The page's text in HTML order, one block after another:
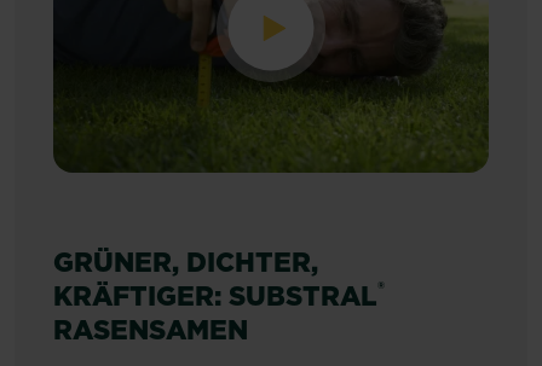
GRÜNER, DICHTER,
KRÄFTIGER: SUBSTRAL®
RASENSAMEN